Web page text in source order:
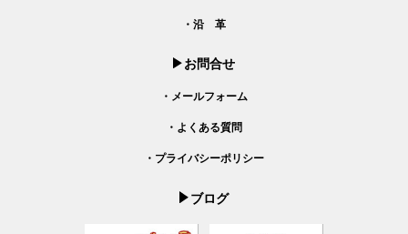
・沿 革
お問合せ
・メールフォーム
・よくある質問
・プライバシーポリシー
ブログ